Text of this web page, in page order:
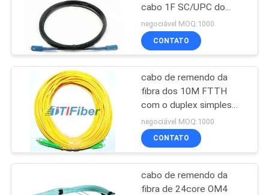
cabo 1F SC/UPC do
remendo da fibra
multimodo de G652d
personalizou o
negociável MOQ:1000
CONTATO
cabo de remendo da
fibra dos 10M FTTH
com o duplex simples
Singlemode do SC/APC
Mutimode
negociável MOQ:1000
CONTATO
cabo de remendo da
fibra de 24core OM4